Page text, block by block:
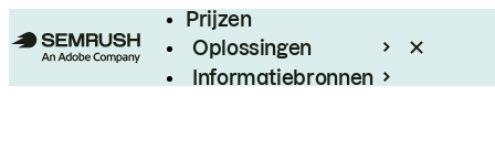
Prijzen
Oplossingen
Informatiebronnen